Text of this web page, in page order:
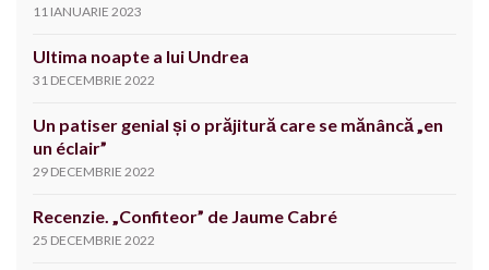
11 IANUARIE 2023
Ultima noapte a lui Undrea
31 DECEMBRIE 2022
Un patiser genial și o prăjitură care se mănâncă „en
un éclair”
29 DECEMBRIE 2022
Recenzie. „Confiteor” de Jaume Cabré
25 DECEMBRIE 2022